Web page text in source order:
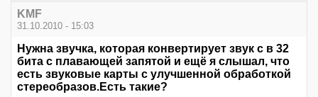
KMF
31.10.2010 - 15:03
Нужна звучка, которая конвертирует звук с в 32
бита с плавающей запятой и ещё я слышал, что
есть звуковые карты с улучшенной обработкой
стереобразов.Есть такие?